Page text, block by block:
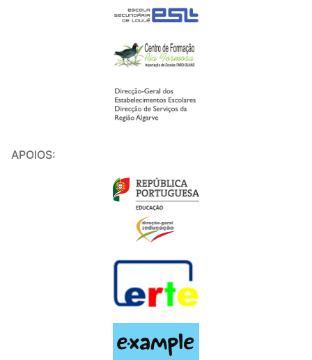
APOIOS: